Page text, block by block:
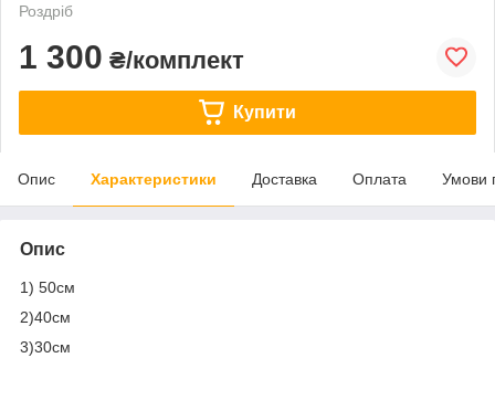
Роздріб
1 300 ₴/комплект
Купити
Опис Характеристики Доставка Оплата Умови
Опис
1) 50см
2)40см
3)30см